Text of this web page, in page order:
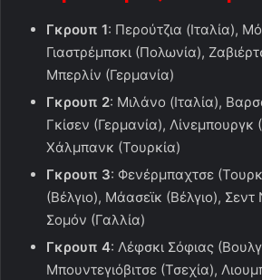
Γκρουπ 1: Περούτζια (Ιταλία),
Γιαστρέμπσκι (Πολωνία),
Μπερλίν (Γερμανία)
Γκρουπ 2: Μιλάνο (Ιταλία),
Γκίσεν (Γερμανία), Λίνεμπουργκ
Χάλμπανκ (Τουρκία)
Γκρουπ 3: Φενέρμπαχτσε
(Βέλγιο), Μάασεϊκ (Βέλγιο),
Σομόν (Γαλλία)
Γκρουπ 4: Λέφσκι Σόφιας
Μπουντεγιόβιτσε (Τσεχία),